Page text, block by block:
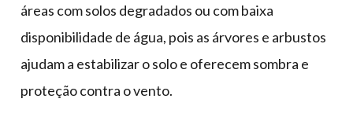
áreas com solos degradados ou com baixa
disponibilidade de água, pois as árvores e arbustos
ajudam a estabilizar o solo e oferecem sombra e
proteção contra o vento.